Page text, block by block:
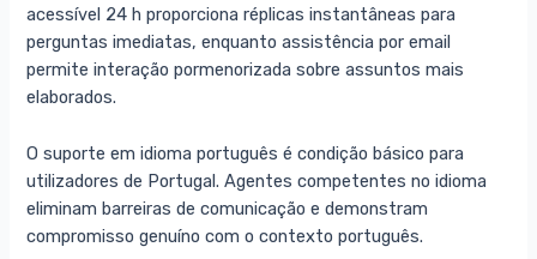
acessível 24 h proporciona réplicas instantâneas para
perguntas imediatas, enquanto assistência por email
permite interação pormenorizada sobre assuntos mais
elaborados.
O suporte em idioma português é condição básico para
utilizadores de Portugal. Agentes competentes no idioma
eliminam barreiras de comunicação e demonstram
compromisso genuíno com o contexto português.